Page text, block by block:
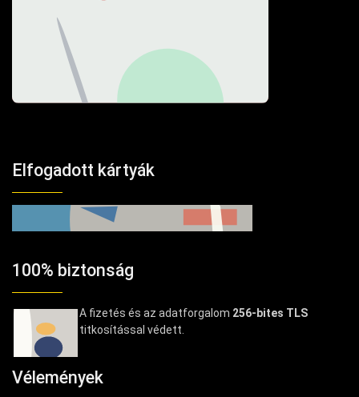
Elfogadott kártyák
100% biztonság
A fizetés és az adatforgalom 256-bites TLS
titkosítással védett.
Vélemények